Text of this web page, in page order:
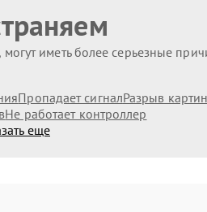
иметь более серьезные
Пропадает сигналРазрыв
Не работает контроллер
еще